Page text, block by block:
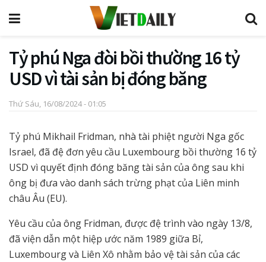
Tỷ phú Nga đòi bồi thường 16 tỷ
USD vì tài sản bị đóng băng
Thứ Sáu, 16/08/2024 - 01:05
Tỷ phú Mikhail Fridman, nhà tài phiệt người Nga gốc
Israel, đã đệ đơn yêu cầu Luxembourg bồi thường 16 tỷ
USD vì quyết định đóng băng tài sản của ông sau khi
ông bị đưa vào danh sách trừng phạt của Liên minh
châu Âu (EU).
Yêu cầu của ông Fridman, được đệ trình vào ngày 13/8,
đã viện dẫn một hiệp ước năm 1989 giữa Bỉ,
Luxembourg và Liên Xô nhằm bảo vệ tài sản của các